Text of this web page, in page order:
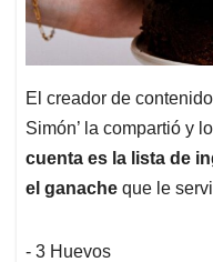
El creador de
Simón’ la compartió y
cuenta es la lista de
el ganache que le
- 3 Huevos